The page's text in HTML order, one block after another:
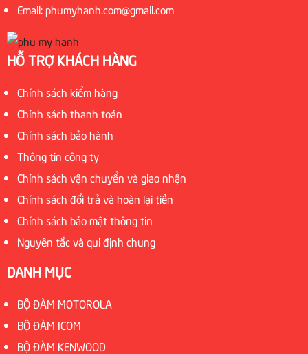
Email: phumyhanh.com@gmail.com
HỖ TRỢ KHÁCH HÀNG
Chính sách kiểm hàng
Chính sách thanh toán
Chính sách bảo hành
Thông tin công ty
Chính sách vận chuyển và giao nhận
Chính sách đổi trả và hoàn lại tiền
Chính sách bảo mật thông tin
Nguyên tắc và qui định chung
DANH MỤC
BỘ ĐÀM MOTOROLA
BỘ ĐÀM ICOM
BỘ ĐÀM KENWOOD